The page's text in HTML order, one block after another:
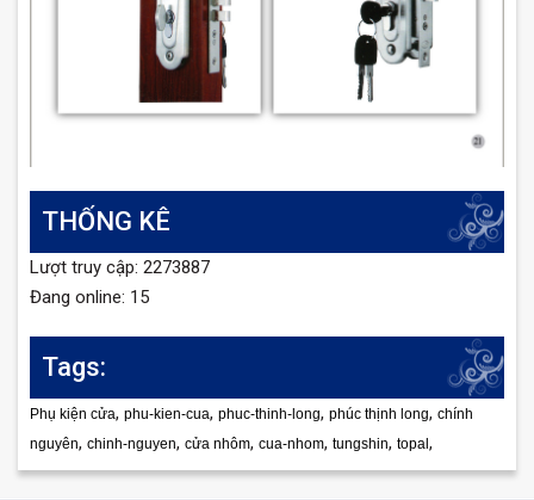
THỐNG KÊ
Lượt truy cập: 2273887
Đang online: 15
Tags:
Phụ kiện cửa, phu-kien-cua, phuc-thinh-long, phúc thịnh long, chính
nguyên, chinh-nguyen, cửa nhôm, cua-nhom, tungshin, topal,